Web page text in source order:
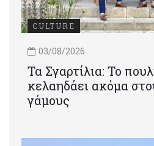
CULTURE
03/08/2026
Τα Σγαρτίλια: Το
κελαηδάει ακόμα
γάμους